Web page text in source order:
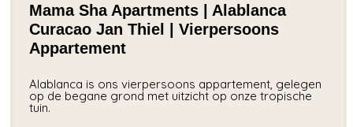
Mama Sha Apartments | Alablanca
Curacao Jan Thiel | Vierpersoons
Appartement
Alablanca is ons vierpersoons appartement, gelegen
op de begane grond met uitzicht op onze tropische
tuin.